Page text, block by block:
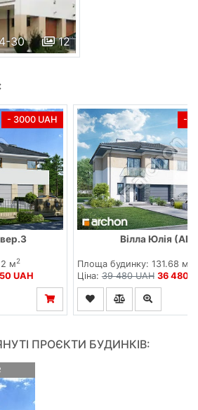
30 12
- 3000 UAH
м2
UAH
-
Вілла Юлія (АБ)
Площа будинку: 131.68 м
Ціна:39 480 UAH 36 480
ПРОЄКТИ БУДИНКІВ: